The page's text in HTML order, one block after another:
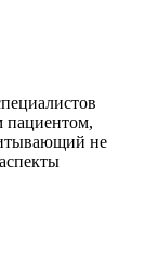
пациентом,
не